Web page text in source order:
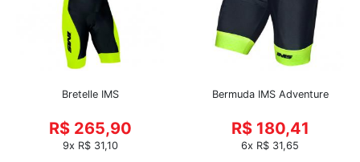
Bretelle IMS
R$ 265,90
9x R$ 31,10
Bermuda IMS Adventure
R$ 180,41
6x R$ 31,65